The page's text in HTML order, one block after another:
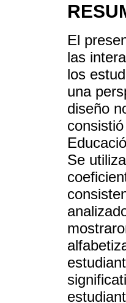
El
las
los
una
diseño
Se